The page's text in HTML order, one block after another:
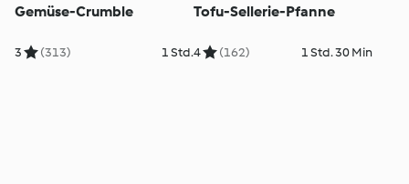
Gemüse-Crumble
3 (313) 1 Std.
Tofu-Sellerie-Pfanne
4 (162) 1 Std. 30 Min